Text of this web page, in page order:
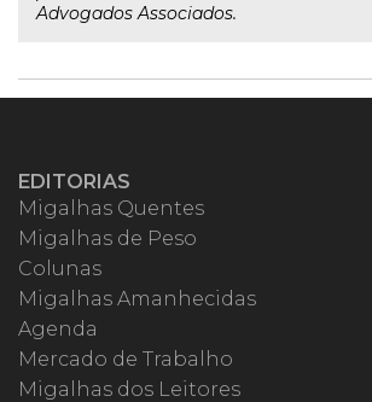
Advogados Associados.
EDITORIAS
Migalhas Quentes
Migalhas de Peso
Colunas
Migalhas Amanhecidas
Agenda
Mercado de Trabalho
Migalhas dos Leitores